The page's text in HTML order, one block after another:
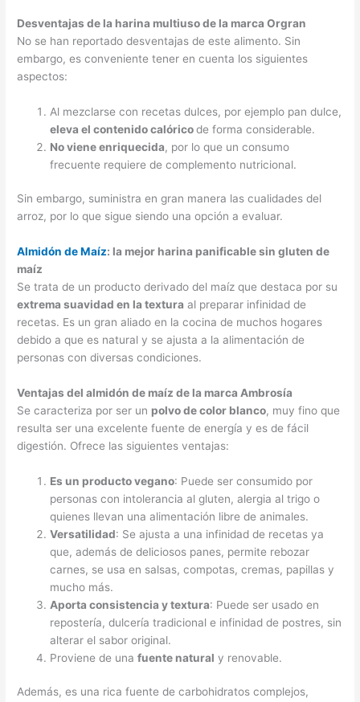
Desventajas de la harina multiuso de la marca Orgran
No se han reportado desventajas de este alimento. Sin
embargo, es conveniente tener en cuenta los siguientes
aspectos:
Al mezclarse con recetas dulces, por ejemplo pan dulce,
eleva el contenido calóricode forma considerable.
No viene enriquecida, por lo que un consumo
frecuente requiere de complemento nutricional.
Sin embargo, suministra en gran manera las cualidades del
arroz, por lo que sigue siendo una opción a evaluar.
Almidón de Maíz: la mejor harina panificable sin gluten de
maíz
Se trata de un producto derivado del maíz que destaca por su
extrema suavidad en la textura al preparar infinidad de
recetas. Es un gran aliado en la cocina de muchos hogares
debido a que es natural y se ajusta a la alimentación de
personas con diversas condiciones.
Ventajas del almidón de maíz de la marca Ambrosía
Se caracteriza por ser un polvo de color blanco, muy fino que
resulta ser una excelente fuente de energía y es de fácil
digestión. Ofrece las siguientes ventajas:
Es un producto vegano: Puede ser consumido por
personas con intolerancia al gluten, alergia al trigo o
quienes llevan una alimentación libre de animales.
Versatilidad: Se ajusta a una infinidad de recetas ya
que, además de deliciosos panes, permite rebozar
carnes, se usa en salsas, compotas, cremas, papillas y
mucho más.
Aporta consistencia y textura: Puede ser usado en
repostería, dulcería tradicional e infinidad de postres, sin
alterar el sabor original.
Proviene de unafuente natural y renovable.
Además, es una rica fuente de carbohidratos complejos,